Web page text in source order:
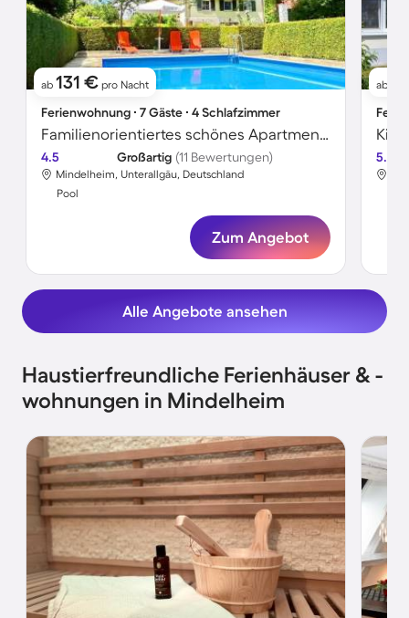
ab 131 € pro Nacht
Ferienwohnung ∙ 7 Gäste ∙ 4 Schlafzimmer
Familienorientiertes schönes Apartment mit Pool, Grill und Garten
4.5 Großartig (11 Bewertungen)
Mindelheim, Unterallgäu, Deutschland
Pool
Zum Angebot
ab
5.0
Alle Angebote ansehen
Haustierfreundliche Ferienhäuser & -
wohnungen in Mindelheim